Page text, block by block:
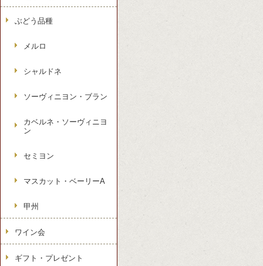
ぶどう品種
メルロ
シャルドネ
ソーヴィニヨン・ブラン
カベルネ・ソーヴィニヨ
ン
セミヨン
マスカット・ベーリーA
甲州
ワイン会
ギフト・プレゼント